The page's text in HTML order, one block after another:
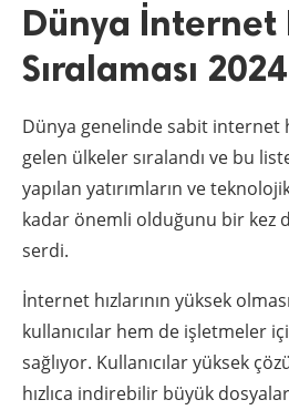
Dünya İnternet
Sıralaması 2024
Dünya genelinde sabit internet
gelen ülkeler sıralandı ve bu
yapılan yatırımların ve
kadar önemli olduğunu bir kez
serdi.
İnternet hızlarının yüksek
kullanıcılar hem de işletmeler
sağlıyor. Kullanıcılar yüksek
hızlıca indirebilir büyük